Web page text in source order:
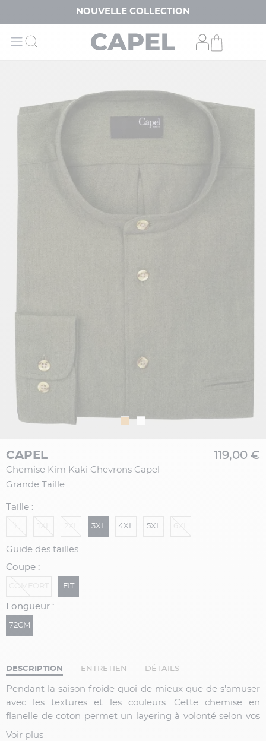
NOUVELLE COLLECTION
CAPEL
Chemise Kim Kaki Chevrons Capel
Grande Taille
119,00 €
Taille :
3XL 4XL 5XL
Guide des tailles
Coupe :
FIT
Longueur :
72CM
DESCRIPTION ENTRETIEN DÉTAILS
Pendant la saison froide quoi de mieux que de s'amuser
avec les textures et les couleurs. Cette chemise en
flanelle de coton permet un layering à volonté selon vos
envies.
Voir plus